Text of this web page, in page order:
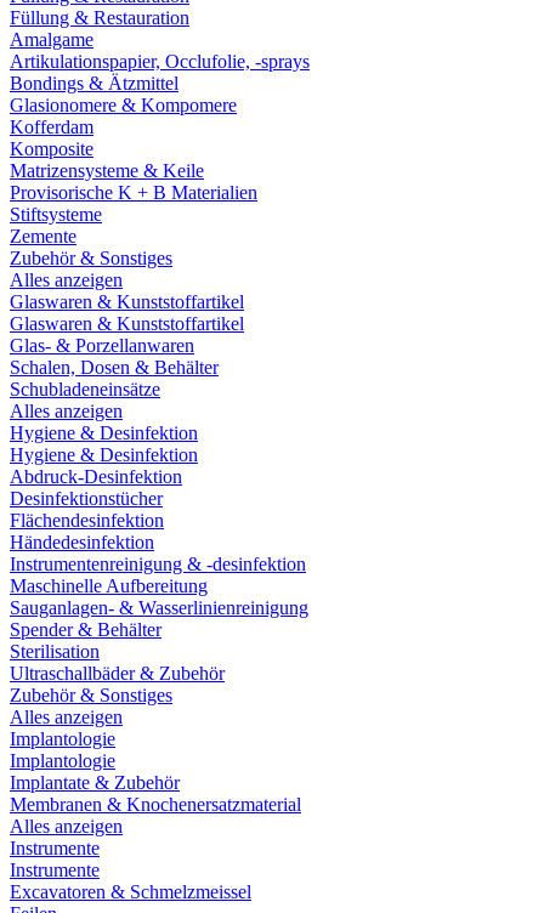
Füllung & Restauration
Amalgame
Artikulationspapier, Occlufolie, -sprays
Bondings & Ätzmittel
Glasionomere & Kompomere
Kofferdam
Komposite
Matrizensysteme & Keile
Provisorische K + B Materialien
Stiftsysteme
Zemente
Zubehör & Sonstiges
Alles anzeigen
Glaswaren & Kunststoffartikel
Glaswaren & Kunststoffartikel
Glas- & Porzellanwaren
Schalen, Dosen & Behälter
Schubladeneinsätze
Alles anzeigen
Hygiene & Desinfektion
Hygiene & Desinfektion
Abdruck-Desinfektion
Desinfektionstücher
Flächendesinfektion
Händedesinfektion
Instrumentenreinigung & -desinfektion
Maschinelle Aufbereitung
Sauganlagen- & Wasserlinienreinigung
Spender & Behälter
Sterilisation
Ultraschallbäder & Zubehör
Zubehör & Sonstiges
Alles anzeigen
Implantologie
Implantologie
Implantate & Zubehör
Membranen & Knochenersatzmaterial
Alles anzeigen
Instrumente
Instrumente
Excavatoren & Schmelzmeissel